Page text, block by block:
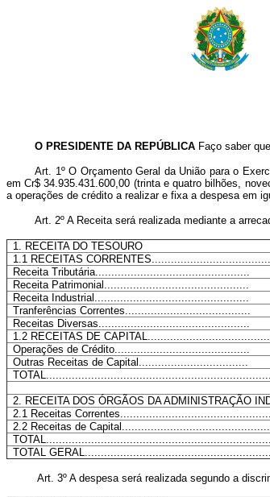
O PRESIDENTE DA REPÚBLICA Faço saber
Art. 1º O Orçamento Geral da União para o
em Cr$ 34.935.431.600,00 (trinta e quatro bilhões,
a operações de crédito a realizar e fixa a despesa em
Art. 2º A Receita será realizada mediante a
1. RECEITA DO TESOURO
1.1 RECEITAS
Receita Tributária................................................
Receita Patrimonial.............................................
Receita Industrial................................................
Tranferências Correntes.......................................
Receitas Diversas...............................................
1.2 RECEITAS DE
Operações de Crédito..........................................
Outras Receitas de Capital..................................
2. RECEITA DOS ÓRGÃOS DA ADMINISTRAÇÃO
2.1 Receitas
2.2 Receitas de
TOTAL
Art. 3º A despesa será realizada segundo a